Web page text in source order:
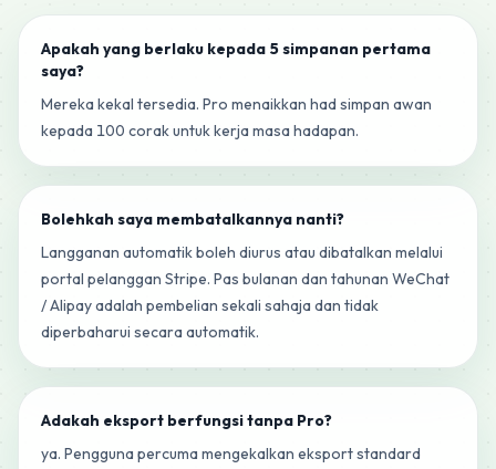
Apakah yang berlaku kepada 5 simpanan pertama
saya?
Mereka kekal tersedia. Pro menaikkan had simpan awan
kepada 100 corak untuk kerja masa hadapan.
Bolehkah saya membatalkannya nanti?
Langganan automatik boleh diurus atau dibatalkan melalui
portal pelanggan Stripe. Pas bulanan dan tahunan WeChat
/ Alipay adalah pembelian sekali sahaja dan tidak
diperbaharui secara automatik.
Adakah eksport berfungsi tanpa Pro?
ya. Pengguna percuma mengekalkan eksport standard